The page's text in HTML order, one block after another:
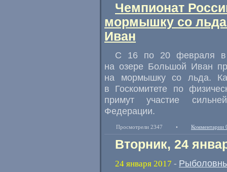
Чемпионат
мормышку со льда
Иван
С 16 по 20 февраля в
на озере Большой Иван
на мормышку со льда.
в Госкомитете по
примут участие
Федерации.
Просмотрели 2347 • Комментарии
Вторник, 24
24 января 2017 -